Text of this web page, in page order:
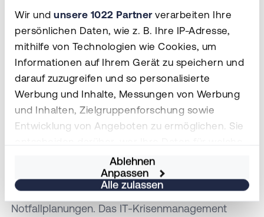
Wir und unsere 1022 Partnerverarbeiten Ihre
persönlichen Daten, wie z. B. Ihre IP-Adresse,
mithilfe von Technologien wie Cookies, um
Informationen auf Ihrem Gerät zu speichern und
darauf zuzugreifen und so personalisierte
Werbung und Inhalte, Messungen von Werbung
und Inhalten, Zielgruppenforschung sowie
Entwicklung von Angeboten zu ermöglichen. Sie
Zwecke nutzt. Sie können Ihre Einwilligung
jederzeit über die Cookie-Erklärung oder durch
Klicken auf das Privacy Trigger Symbol ändern
oder widerrufen
Alle zulassen
Anpassen
Ablehnen
dem Unternehmen dadurch Schaden zugeführt
wird.
Krisenmanagement
Zum IT-Krisenmanagement gehören alle
Aktivitäten, die im Notfall eine effektive Reaktion
zur Erhaltung und zum Wiederanlauf der IT-
Erkennung und Einordnung des Notfalls, die
Reaktion auf Notfälle, die Vorbereitung auf
Notfälle und die regelmäßige Aktualisierung der
Notfallplanungen. Das IT-Krisenmanagement